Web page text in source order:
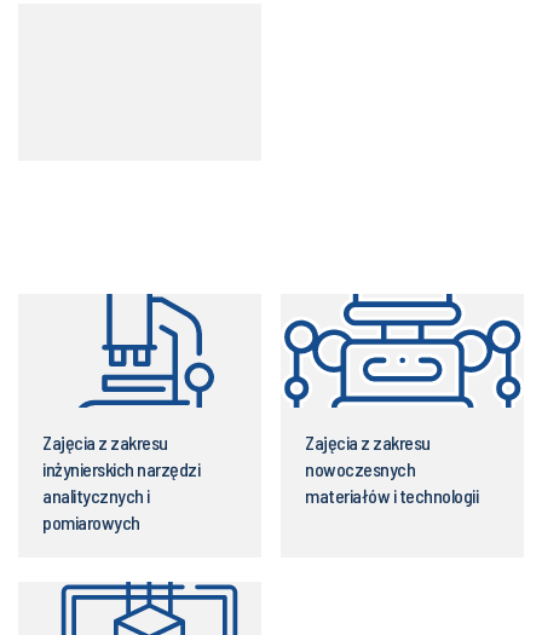
Zajęcia z zakresu
inżynierskich narzędzi
analitycznych i
pomiarowych
Zajęcia z zakresu
nowoczesnych
materiałów i technologii